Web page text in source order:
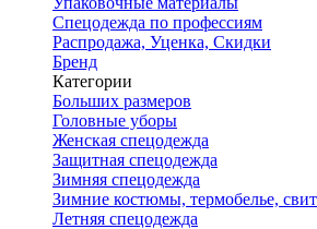
Спецодежда по профессиям
Распродажа, Уценка, Скидки
Бренд
Категории
Больших размеров
Головные уборы
Женская спецодежда
Защитная спецодежда
Зимняя спецодежда
Зимние костюмы, термобелье,
Летняя спецодежда